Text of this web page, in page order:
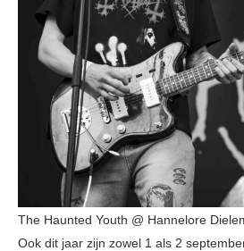
The Haunted Youth @ Hannelore
Ook dit jaar zijn zowel 1 als 2